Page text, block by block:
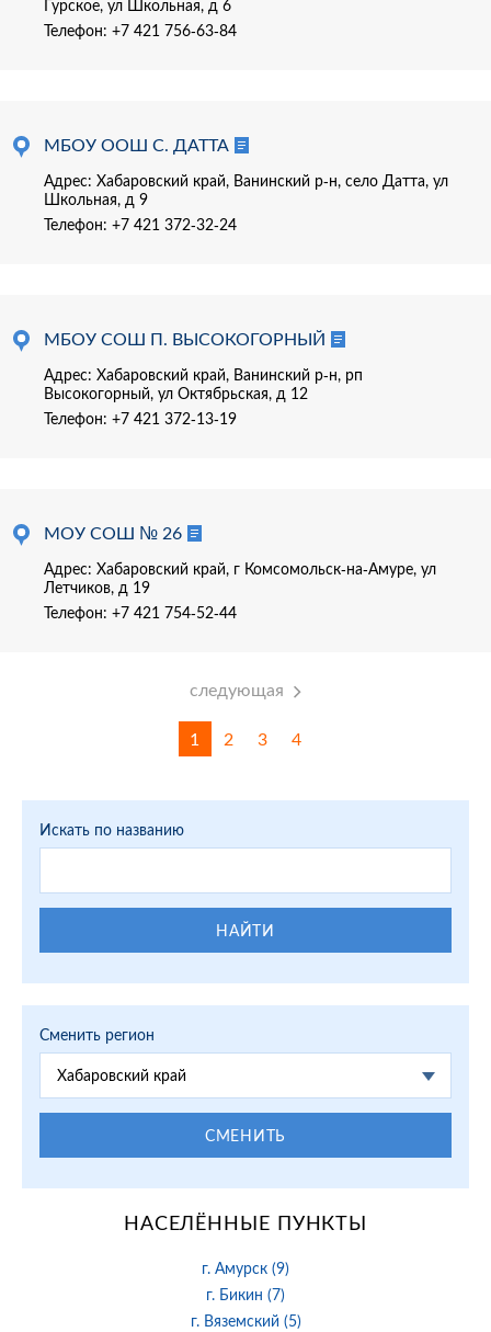
Гурское, ул Школьная, д 6
Телефон: +7 421 756-63-84
МБОУ ООШ С. ДАТТА
Адрес: Хабаровский край, Ванинский р-н, село Датта, ул
Школьная, д 9
Телефон: +7 421 372-32-24
МБОУ СОШ П. ВЫСОКОГОРНЫЙ
Адрес: Хабаровский край, Ванинский р-н, рп
Высокогорный, ул Октябрьская, д 12
Телефон: +7 421 372-13-19
МОУ СОШ № 26
Адрес: Хабаровский край, г Комсомольск-на-Амуре, ул
Летчиков, д 19
Телефон: +7 421 754-52-44
следующая
1 2 3 4
Искать по названию
НАЙТИ
Сменить регион
Хабаровский край
СМЕНИТЬ
НАСЕЛЁННЫЕ ПУНКТЫ
г. Амурск (9)
г. Бикин (7)
г. Вяземский (5)